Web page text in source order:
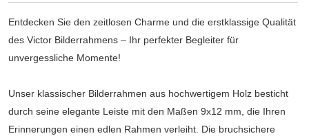
Entdecken Sie den zeitlosen Charme und die erstklassige Qualität
des Victor Bilderrahmens – Ihr perfekter Begleiter für
unvergessliche Momente!
Unser klassischer Bilderrahmen aus hochwertigem Holz besticht
durch seine elegante Leiste mit den Maßen 9x12 mm, die Ihren
Erinnerungen einen edlen Rahmen verleiht. Die bruchsichere